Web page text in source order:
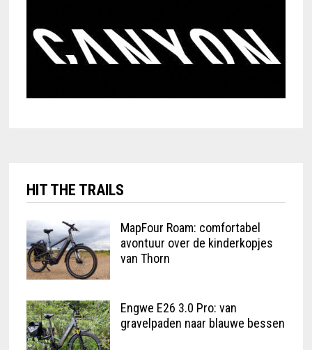
HIT THE TRAILS
MapFour Roam: comfortabel
avontuur over de kinderkopjes
van Thorn
Engwe E26 3.0 Pro: van
gravelpaden naar blauwe bessen